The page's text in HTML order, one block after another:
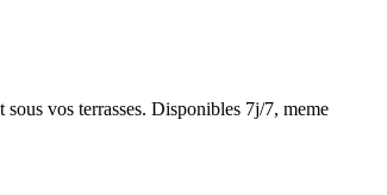
vos terrasses. Disponibles 7j/7, meme